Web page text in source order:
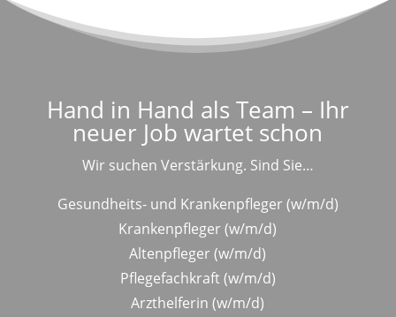
Hand in Hand als Team – Ihr
neuer Job wartet schon
Wir suchen Verstärkung. Sind Sie…
Gesundheits- und Krankenpfleger (w/m/d)
Krankenpfleger (w/m/d)
Altenpfleger (w/m/d)
Pflegefachkraft (w/m/d)
Arzthelferin (w/m/d)